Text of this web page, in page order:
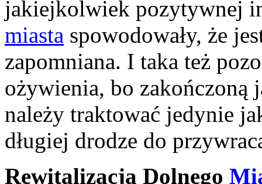
jakiejkolwiek pozytywnej
miasta spowodowały, że
zapomniana. I taka też
ożywienia, bo zakończoną
należy traktować jedynie
długiej drodze do
Rewitalizacja Dolnego